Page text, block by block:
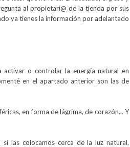
al propietari@ de la tienda por sus
ya tienes la información por adelantado
activar o controlar la energía natural en
en el apartado anterior son las de
en forma de lágrima, de corazón... Y
si las colocamos cerca de la luz natural,